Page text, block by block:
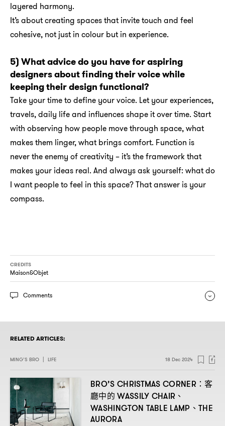
layered harmony.
It’s about creating spaces that invite touch and feel
cohesive, not just in colour but in experience.
5) What advice do you have for aspiring
designers about finding their voice while
keeping their design functional?
Take your time to define your voice. Let your experiences,
travels, daily life and influences shape it over time. Start
with observing how people move through space, what
makes them linger, what brings comfort. Function is
never the enemy of creativity – it’s the framework that
makes your ideas real. And always ask yourself: what do
I want people to feel in this space? That answer is your
compass.
CREDITS
Maison&Objet
Comments
RELATED ARTICLES:
MING’S BRO LIFE 18 Dec 2024
BRO’S CHRISTMAS CORNER： 客
廳中的 WASSILY CHAIR 、
WASHINGTON TABLE LAMP 、THE
AURORA